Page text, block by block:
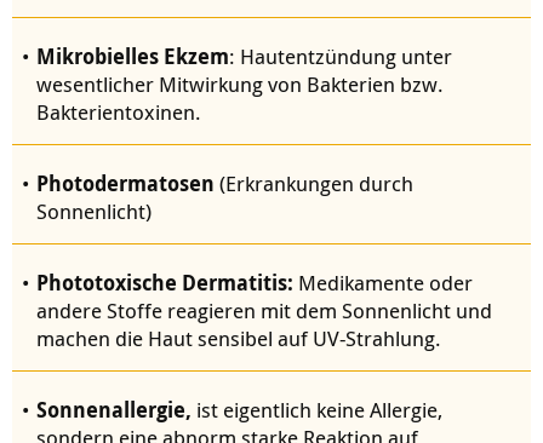
Mikrobielles Ekzem: Hautentzündung unter
wesentlicher Mitwirkung von Bakterien bzw.
Bakterientoxinen.
Photodermatosen (Erkrankungen durch
Sonnenlicht)
Phototoxische Dermatitis: Medikamente oder
andere Stoffe reagieren mit dem Sonnenlicht und
machen die Haut sensibel auf UV-Strahlung.
Sonnenallergie, ist eigentlich keine Allergie,